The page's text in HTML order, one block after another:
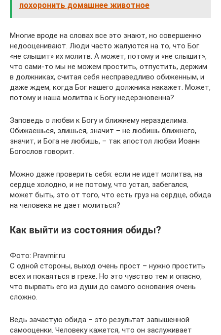
похоронить домашнее животное
Многие вроде на словах все это знают, но совершенно
недооценивают. Люди часто жалуются на то, что Бог
«не слышит» их молитв. А может, потому и «не слышит»,
что сами-то мы не можем простить, отпустить, держим
в должниках, считая себя несправедливо обиженным, и
даже ждем, когда Бог нашего должника накажет. Может,
потому и наша молитва к Богу недерзновенна?
Заповедь о любви к Богу и ближнему неразделима.
Обижаешься, злишься, значит – не любишь ближнего,
значит, и Бога не любишь, – так апостол любви Иоанн
Богослов говорит.
Можно даже проверить себя: если не идет молитва, на
сердце холодно, и не потому, что устал, забегался,
может быть, это от того, что есть груз на сердце, обида
на человека не дает молиться?
Как выйти из состояния обиды?
Фото: Pravmir.ru
С одной стороны, выход очень прост – нужно простить
всех и покаяться в грехе. Но это чувство тем и опасно,
что вырвать его из души до самого основания очень
сложно.
Ведь зачастую обида – это результат завышенной
самооценки. Человеку кажется, что он заслуживает